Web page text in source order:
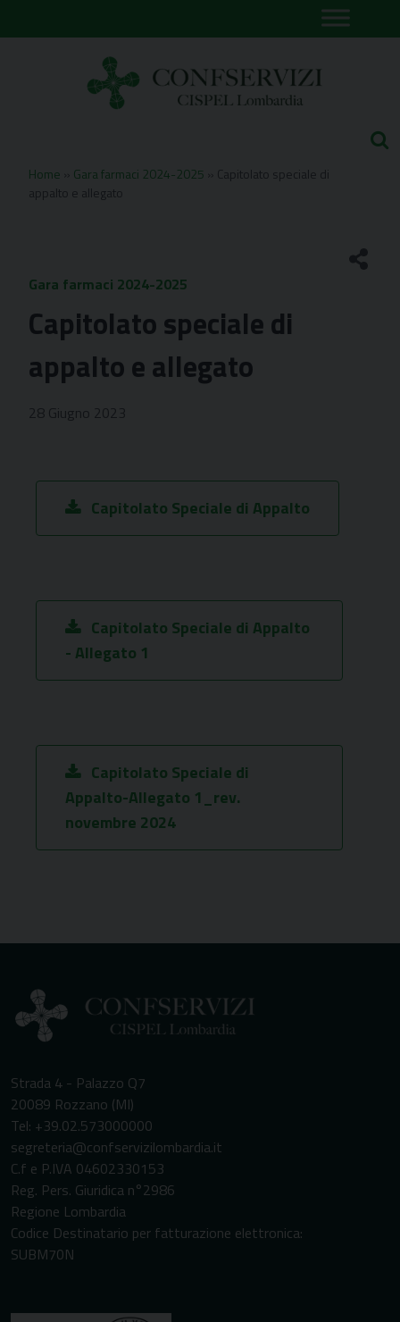
to
Home Gara farmaci 2024-2025
Capitolato speciale di
appalto e allegato
Gara farmaci 2024-2025
Capitolato speciale di
appalto e allegato
28 Giugno 2023
Capitolato Speciale di Appalto
Capitolato Speciale di Appalto
- Allegato 1
Capitolato Speciale di
Appalto-Allegato 1_rev.
novembre 2024
Strada 4 - Palazzo Q7
20089 Rozzano (MI)
Tel: +39.02.573000000
segreteria@confservizilombardia.it
C.f e P.IVA 04602330153
Reg. Pers. Giuridica n°2986
Regione Lombardia
Codice Destinatario per fatturazione elettronica:
SUBM70N